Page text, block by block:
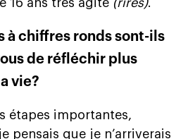
16 ans très agité (rires).
à chiffres ronds sont-ils
de réfléchir plus
vie?
étapes importantes,
pensais que je n’arriverais